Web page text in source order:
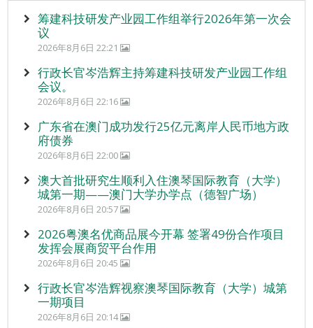
筹建科技研发产业园工作组举行2026年第一次会
议
2026年8月6日 22:21
行政长官岑浩辉主持筹建科技研发产业园工作组
会议。
2026年8月6日 22:16
广东省在澳门成功发行25亿元离岸人民币地方政
府债券
2026年8月6日 22:00
澳大首批研究生顺利入住澳琴国际教育（大学）
城第一期——澳门大学办学点（德智广场）
2026年8月6日 20:57
2026粤澳名优商品展今开幕 签署49份合作项目
发挥会展商贸平台作用
2026年8月6日 20:45
行政长官岑浩辉视察澳琴国际教育（大学）城第
一期项目
2026年8月6日 20:14